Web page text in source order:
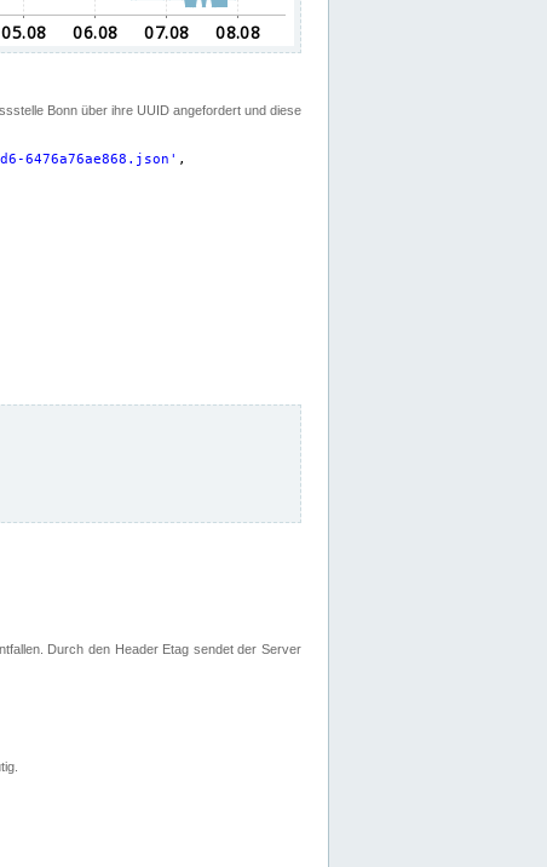
Bonn über ihre UUID angefordert und diese
6476a76ae868.json ' ,
Durch den Header Etag sendet der Server